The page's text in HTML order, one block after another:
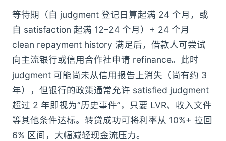
等待期（自 judgment 登记日算起满 24 个月，或
自 satisfaction 起满 12–24 个月）+ 24 个月
clean repayment history 满足后，借款人可尝试
向主流银行或信用合作社申请 refinance。此时
judgment 可能尚未从信用报告上消失（尚有约 3
年），但银行的政策通常允许 satisfied judgment
超过 2 年即视为“历史事件”，只要 LVR、收入文件
等其他条件达标。转贷成功可将利率从 10%+ 拉回
6% 区间，大幅减轻现金流压力。